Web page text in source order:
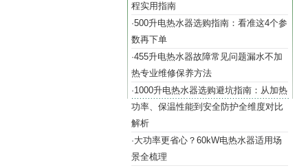
程实用指南
·500升电热水器选购指南：看准这4个参
数再下单
·455升电热水器故障常见问题漏水不加
热专业维修保养方法
·1000升电热水器选购避坑指南：从加热
功率、保温性能到安全防护全维度对比
解析
·大功率更省心？60kW电热水器适用场
景全梳理